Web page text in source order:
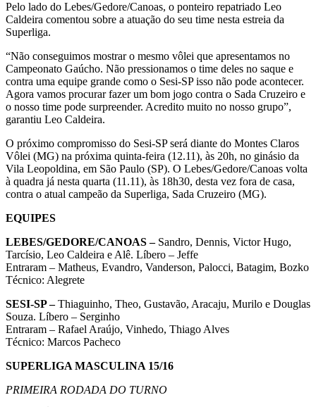
Pelo lado do Lebes/Gedore/Canoas, o ponteiro repatriado Leo
Caldeira comentou sobre a atuação do seu time nesta estreia da
Superliga.
“Não conseguimos mostrar o mesmo vôlei que apresentamos no
Campeonato Gaúcho. Não pressionamos o time deles no saque e
contra uma equipe grande como o Sesi-SP isso não pode acontecer.
Agora vamos procurar fazer um bom jogo contra o Sada Cruzeiro e
o nosso time pode surpreender. Acredito muito no nosso grupo”,
garantiu Leo Caldeira.
O próximo compromisso do Sesi-SP será diante do Montes Claros
Vôlei (MG) na próxima quinta-feira (12.11), às 20h, no ginásio da
Vila Leopoldina, em São Paulo (SP). O Lebes/Gedore/Canoas volta
à quadra já nesta quarta (11.11), às 18h30, desta vez fora de casa,
contra o atual campeão da Superliga, Sada Cruzeiro (MG).
EQUIPES
LEBES/GEDORE/CANOAS –Sandro, Dennis, Victor Hugo,
Tarcísio, Leo Caldeira e Alê. Líbero – Jeffe
Entraram – Matheus, Evandro, Vanderson, Palocci, Batagim, Bozko
Técnico: Alegrete
SESI-SP –Thiaguinho, Theo, Gustavão, Aracaju, Murilo e Douglas
Souza. Líbero – Serginho
Entraram – Rafael Araújo, Vinhedo, Thiago Alves
Técnico: Marcos Pacheco
SUPERLIGA MASCULINA 15/16
PRIMEIRA RODADA DO TURNO